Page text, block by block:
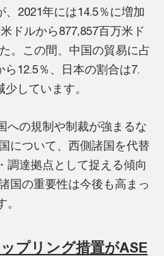
、2021年には14.5％に増加
ドルから877,857百万米ド
。この間、中国の貿易に占
12.5％、日本の割合は7.
しています。
への規制や制裁が強まるな
について、西側諸国を代替
調達拠点として捉える傾向
国の重要性は今後も高まっ
プリング措置がASE